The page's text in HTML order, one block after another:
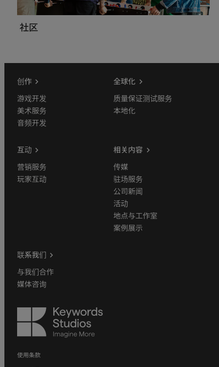
社区
创作
游戏开发
美术服务
音频开发
全球化
质量保证测试服务
本地化
互动
营销服务
玩家互动
相关内容
传媒
驻场服务
公司新闻
活动
地点与工作室
案例展示
联系我们
与我们合作
媒体咨询
Keywords
Studios
使用条款